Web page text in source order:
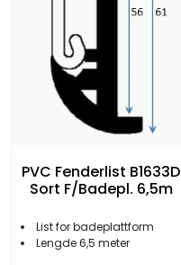
PVC Fenderlist B1633D
Sort F/Badepl. 6,5m
List for badeplattform
Lengde 6,5 meter